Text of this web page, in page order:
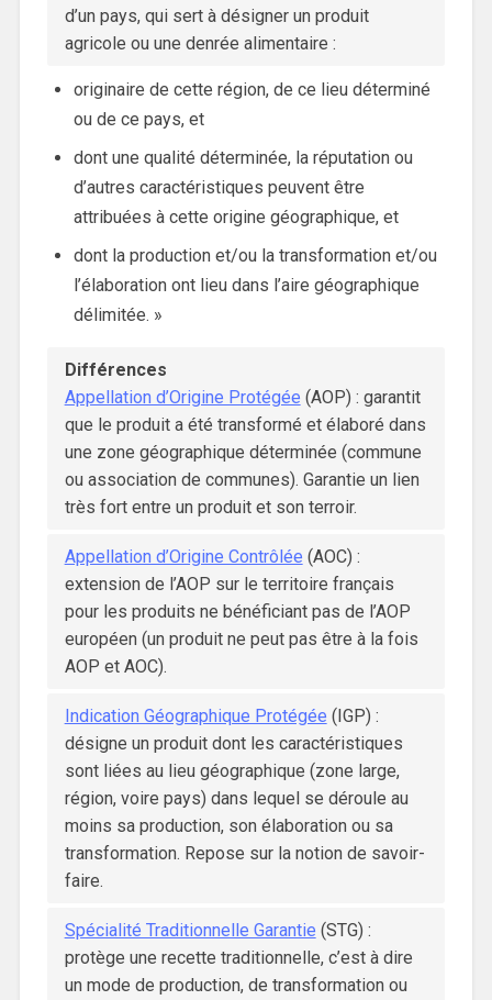
d’un pays, qui sert à désigner un produit
agricole ou une denrée alimentaire :
originaire de cette région, de ce lieu déterminé
ou de ce pays, et
dont une qualité déterminée, la réputation ou
d’autres caractéristiques peuvent être
attribuées à cette origine géographique, et
dont la production et/ou la transformation et/ou
l’élaboration ont lieu dans l’aire géographique
délimitée. »
Différences
Appellation d’Origine Protégée (AOP) : garantit
que le produit a été transformé et élaboré dans
une zone géographique déterminée (commune
ou association de communes). Garantie un lien
très fort entre un produit et son terroir.
Appellation d’Origine Contrôlée (AOC) :
extension de l’AOP sur le territoire français
pour les produits ne bénéficiant pas de l’AOP
européen (un produit ne peut pas être à la fois
AOP et AOC).
Indication Géographique Protégée (IGP) :
désigne un produit dont les caractéristiques
sont liées au lieu géographique (zone large,
région, voire pays) dans lequel se déroule au
moins sa production, son élaboration ou sa
transformation. Repose sur la notion de savoir-
faire.
Spécialité Traditionnelle Garantie (STG) :
protège une recette traditionnelle, c’est à dire
un mode de production, de transformation ou